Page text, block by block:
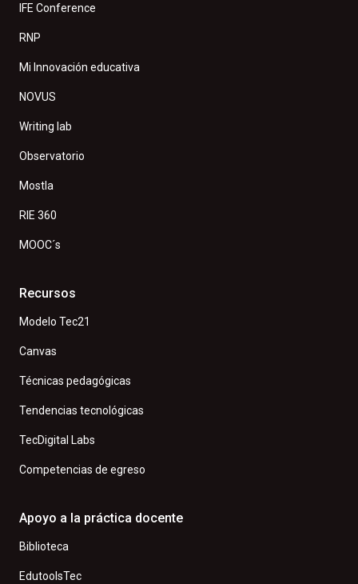
IFE Conference
RNP
Mi Innovación educativa
NOVUS
Writing lab
Observatorio
Mostla
RIE 360
MOOC´s
Recursos
Modelo Tec21
Canvas
Técnicas pedagógicas
Tendencias tecnológicas
TecDigital Labs
Competencias de egreso
Apoyo a la práctica docente
Biblioteca
EdutoolsTec